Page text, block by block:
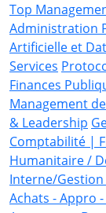
Top
Administration
Artificielle et
Services
Finances
Management
& Leadership
Comptabilité |
Humanitaire /
Interne/Gestion
Achats - Appro